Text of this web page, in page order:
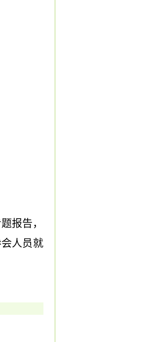
报告，
人员就